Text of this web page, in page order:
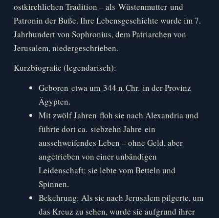
ostkirchlichen Tradition – als Wüstenmutter und
Patronin der Buße. Ihre Lebensgeschichte wurde im 7.
Jahrhundert von Sophronius, dem Patriarchen von
Jerusalem, niedergeschrieben.
Kurzbiografie (legendarisch):
Geboren etwa um 344 n. Chr. in der Provinz
Ägypten.
Mit zwölf Jahren floh sie nach Alexandria und
führte dort ca. siebzehn Jahre ein
ausschweifendes Leben – ohne Geld, aber
angetrieben von einer unbändigen
Leidenschaft; sie lebte vom Betteln und
Spinnen.
Bekehrung: Als sie nach Jerusalem pilgerte, um
das Kreuz zu sehen, wurde sie aufgrund ihrer